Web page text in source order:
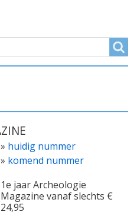
» huidig nummer
» komend nummer
1e jaar Archeologie
Magazine vanaf slechts €
24,95